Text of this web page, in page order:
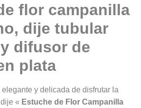
flor campanilla
dije tubular
difusor de
plata
y delicada de disfrutar la
« Estuche de Flor Campanilla